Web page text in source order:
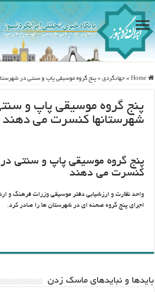
Home
» جهانگردی » پنج گروه موسیقی پاپ و سنتی در
پنج گروه موسیقی پاپ و
شهرستانها کنسرت می دهند
پنج گروه موسیقی پاپ و سنتی در
کنسرت می دهند
واحد نظارت و ارزشیابی دفتر موسیقی وزرات فرهنگ و
اجرای پنج گروه صحنه ای در شهرستان ها را صادر کرد.
باید‌ها و نبایدهای ماسک زدن